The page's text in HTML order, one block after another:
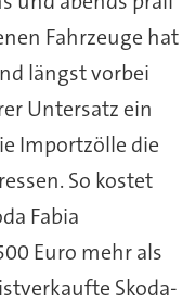
Fahrzeuge hat
längst vorbei
Untersatz ein
Importzölle die
So kostet
Fabia
Euro mehr als
Skoda-